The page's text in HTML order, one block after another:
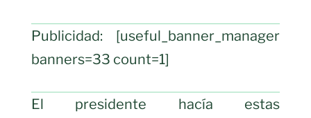
Publicidad: [useful_banner_manager
banners=33 count=1]
El presidente hacía estas